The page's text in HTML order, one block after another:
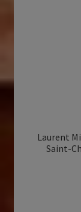
Laurent
Saint-